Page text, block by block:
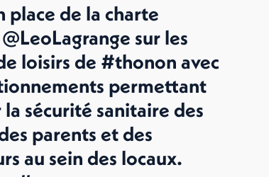
place de la charte
sur les
loisirs de #thonon avec
permettant
la sécurité sanitaire des
parents et des
au sein des locaux.